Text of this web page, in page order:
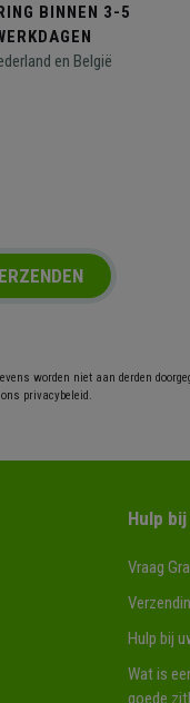
BINNEN 3-5
en België
worden niet aan derden
privacybeleid.
Hulp
Vraag
Hulp bij
Wat is
goede